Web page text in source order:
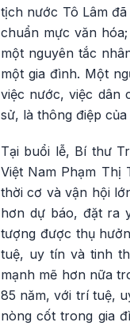
tịch nước Tô Lâm
chuẩn mực văn
một nguyên tắc
một gia đình. Một
việc nước, việc dân
sử, là thông điệp
Tại buổi lễ, Bí thư
Việt Nam Phạm Thị
thời cơ và vận hội
hơn dự báo, đặt ra
tượng được thụ
tuệ, uy tín và tinh
mạnh mẽ hơn nữa
85 năm, với trí tuệ,
nòng cốt trong gia